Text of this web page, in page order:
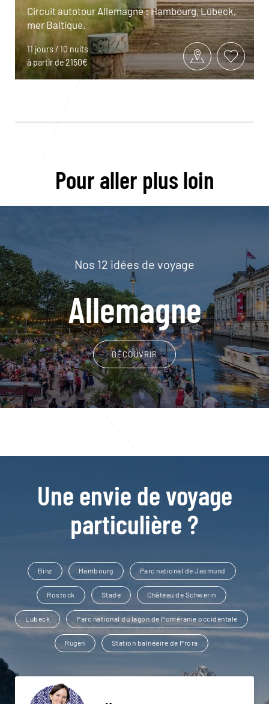
Circuit autotour Allemagne : Hambourg, Lübeck,
mer Baltique.
11 jours / 10 nuits
à partir de 2150€
Pour aller plus loin
Nos 12 idées de voyage
Allemagne
DÉCOUVRIR
Une envie de voyage
particulière ?
Binz Hambourg Parc national de Jasmund
Rostock Stade Château de Schwerin
Lubeck Parc national du lagon de Poméranie occidentale
Rugen Station balnéaire de Prora